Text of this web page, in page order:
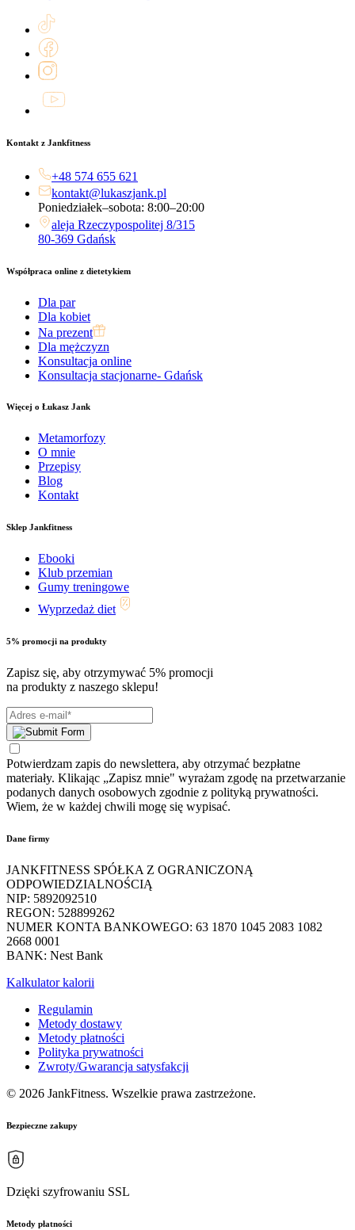
Kontakt z Jankfitness
+48 574 655 621
kontakt@lukaszjank.pl
Poniedziałek–sobota: 8:00–20:00
aleja Rzeczypospolitej 8/315
80-369 Gdańsk
Współpraca online z dietetykiem
Dla par
Dla kobiet
Na prezent
Dla mężczyzn
Konsultacja online
Konsultacja stacjonarne- Gdańsk
Więcej o Łukasz Jank
Metamorfozy
O mnie
Przepisy
Blog
Kontakt
Sklep Jankfitness
Ebooki
Klub przemian
Gumy treningowe
Wyprzedaż diet
5% promocji na produkty
Zapisz się, aby otrzymywać 5% promocji
na produkty z naszego sklepu!
Potwierdzam zapis do newslettera, aby otrzymać bezpłatne
materiały. Klikając „Zapisz mnie" wyrażam zgodę na przetwarzanie
podanych danych osobowych zgodnie z polityką prywatności.
Wiem, że w każdej chwili mogę się wypisać.
Dane firmy
JANKFITNESS SPÓŁKA Z OGRANICZONĄ
ODPOWIEDZIALNOŚCIĄ
NIP: 5892092510
REGON: 528899262
NUMER KONTA BANKOWEGO: 63 1870 1045 2083 1082
2668 0001
BANK: Nest Bank
Kalkulator kalorii
Regulamin
Metody dostawy
Metody płatności
Polityka prywatności
Zwroty/Gwarancja satysfakcji
© 2026 JankFitness. Wszelkie prawa zastrzeżone.
Bezpieczne zakupy
Dzięki szyfrowaniu SSL
Metody płatności